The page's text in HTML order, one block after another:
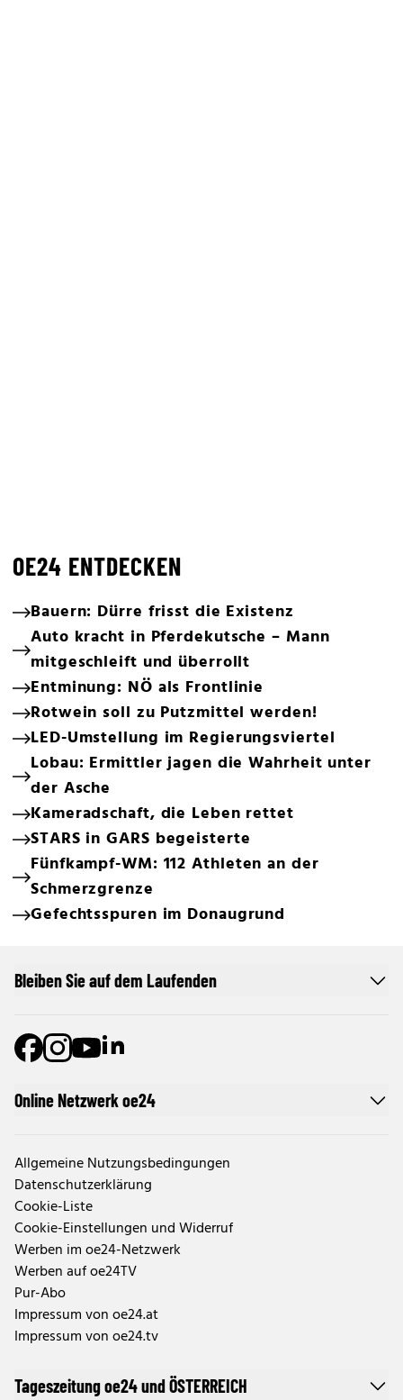
OE24 ENTDECKEN
Bauern: Dürre frisst die Existenz
Auto kracht in Pferdekutsche – Mann
mitgeschleift und überrollt
Entminung: NÖ als Frontlinie
Rotwein soll zu Putzmittel werden!
LED-Umstellung im Regierungsviertel
Lobau: Ermittler jagen die Wahrheit unter
der Asche
Kameradschaft, die Leben rettet
STARS in GARS begeisterte
Fünfkampf-WM: 112 Athleten an der
Schmerzgrenze
Gefechtsspuren im Donaugrund
Online Netzwerk oe24
Allgemeine Nutzungsbedingungen
Datenschutzerklärung
Cookie-Liste
Cookie-Einstellungen und Widerruf
Werben im oe24-Netzwerk
Werben auf oe24TV
Pur-Abo
Impressum von oe24.at
Impressum von oe24.tv
Tageszeitung oe24 und ÖSTERREICH
Bleiben Sie auf dem Laufenden